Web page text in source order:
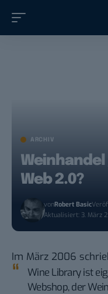
ARCHIV
Web 2.0?
vonRobert Basic
Aktualisiert: 3. März
Im März 2006
Wine Libraryist
Webshop, der